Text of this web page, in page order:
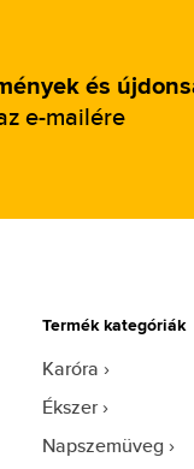
és
e-mailére
Termék kategóriák
Karóra
Ékszer
Napszemüveg